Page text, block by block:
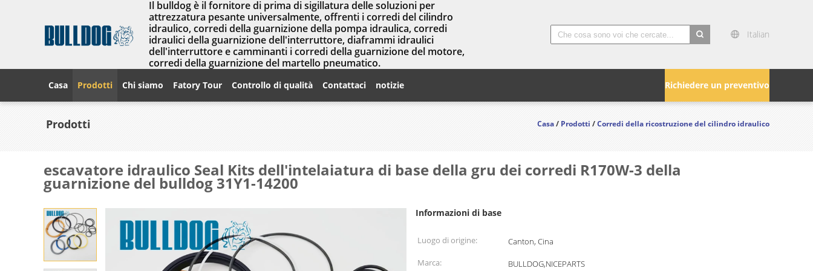
Il bulldog è il fornitore di prima di sigillatura delle soluzioni per
attrezzatura pesante universalmente, offrenti i corredi del cilindro
idraulico, corredi della guarnizione della pompa idraulica, corredi
idraulici della guarnizione dell'interruttore, diaframmi idraulici
dell'interruttore e camminanti i corredi della guarnizione del motore,
corredi della guarnizione del martello pneumatico.
Italian
Richiedere un preventivo
Casa Prodotti Chi siamo Fatory Tour Controllo di qualità Contattaci notizie
Prodotti Casa/Prodotti/Corredi della ricostruzione del cilindro idraulico
escavatore idraulico Seal Kits dell'intelaiatura di base della gru dei corredi R170W-3 della
guarnizione del bulldog 31Y1-14200
Informazioni di base
Luogo di origine:
Canton, Cina
Marca:
BULLDOG,NICEPARTS